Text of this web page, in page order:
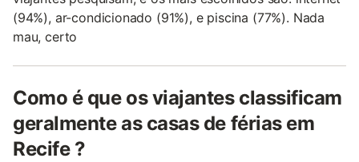
(94%), ar-condicionado (91%), e piscina (77%). Nada
mau, certo
Como é que os viajantes classificam
geralmente as casas de férias em
Recife ?